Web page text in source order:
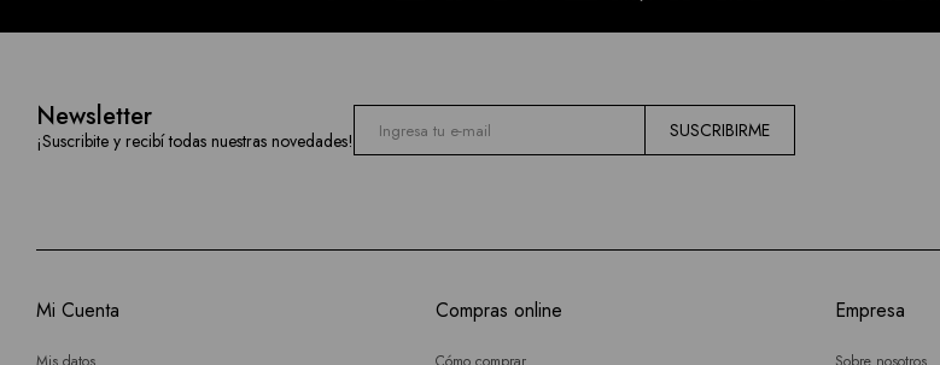
Newsletter
¡Suscribite y recibí todas nuestras novedades! SUSCRIBIRME
Mi Cuenta Compras online Empresa